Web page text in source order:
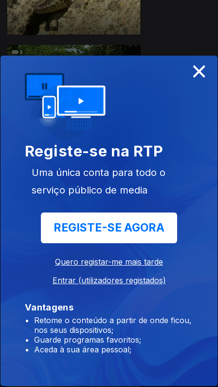
×
Registe-se na RTP
Uma única conta para todo o
serviço público de media
REGISTE-SE AGORA
Quero registar-me mais tarde
Entrar (utilizadores registados)
Vantagens
Retome o conteúdo a partir de onde ficou,
nos seus dispositivos;
Guarde programas favoritos;
Aceda à sua área pessoal;